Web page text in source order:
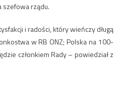
szefowa rządu.
i radości, który wieńczy długą
w RB ONZ; Polska na 100-
członkiem Rady – powiedział z